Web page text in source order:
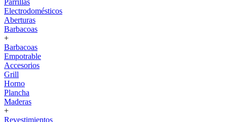
Parrillas
Electrodomésticos
Aberturas
Barbacoas
+
Barbacoas
Empotrable
Accesorios
Grill
Horno
Plancha
Maderas
+
Revestimientos